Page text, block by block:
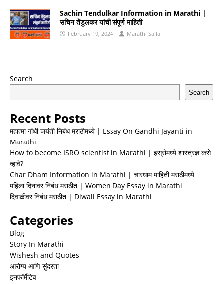
Sachin Tendulkar Information in Marathi |
सचिन तेंडुलकर यांची संपूर्ण माहिती
February 19, 2024 Marathi Salla
Search
Search
Recent Posts
महात्मा गांधी जयंती निबंध मराठीमध्ये | Essay On Gandhi Jayanti in
Marathi
How to become ISRO scientist in Marathi | इस्रोमध्ये शास्त्रज्ञ कसे
व्हावे?
Char Dham Information in Marathi | चारधाम माहिती मराठीमध्ये
महिला दिनावर निबंध मराठीत | Women Day Essay in Marathi
दिवाळीवर निबंध मराठीत | Diwali Essay in Marathi
Categories
Blog
Story In Marathi
Wishesh and Quotes
आरोग्य आणि सुंदरता
इनफॉर्मेटिव